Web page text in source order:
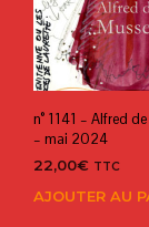
n° 1141 – Alfred
– mai 2024
22,00€ TTC
AJOUTER AU